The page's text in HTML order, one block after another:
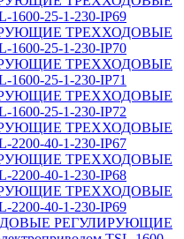
1600-25-1-230-IP69
ТРЕХХОДОВЫЕ
1600-25-1-230-IP70
ТРЕХХОДОВЫЕ
1600-25-1-230-IP71
ТРЕХХОДОВЫЕ
1600-25-1-230-IP72
ТРЕХХОДОВЫЕ
2200-40-1-230-IP67
ТРЕХХОДОВЫЕ
2200-40-1-230-IP68
ТРЕХХОДОВЫЕ
2200-40-1-230-IP69
РЕГУЛИРУЮЩИЕ